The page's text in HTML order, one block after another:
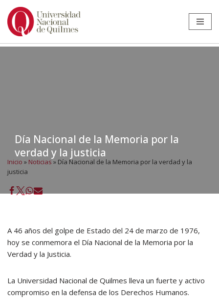
Ir
Día Nacional de la Memoria por la
verdad y la justicia
Inicio » Noticias» Día Nacional de la Memoria por la verdad y la
justicia
A 46 años del golpe de Estado del 24 de marzo de 1976,
hoy se conmemora el Día Nacional de la Memoria por la
Verdad y la Justicia.
La Universidad Nacional de Quilmes lleva un fuerte y activo
compromiso en la defensa de los Derechos Humanos.